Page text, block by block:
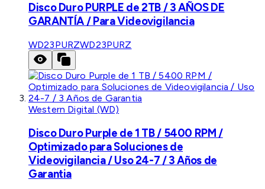
Disco Duro PURPLE de 2TB / 3 AÑOS DE
GARANTÍA / Para Videovigilancia
WD23PURZWD23PURZ
Western Digital (WD)
Disco Duro Purple de 1 TB / 5400 RPM /
Optimizado para Soluciones de
Videovigilancia / Uso 24-7 / 3 Años de
Garantia